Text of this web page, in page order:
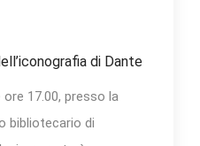
di Dante
17.00, presso la
bibliotecario di